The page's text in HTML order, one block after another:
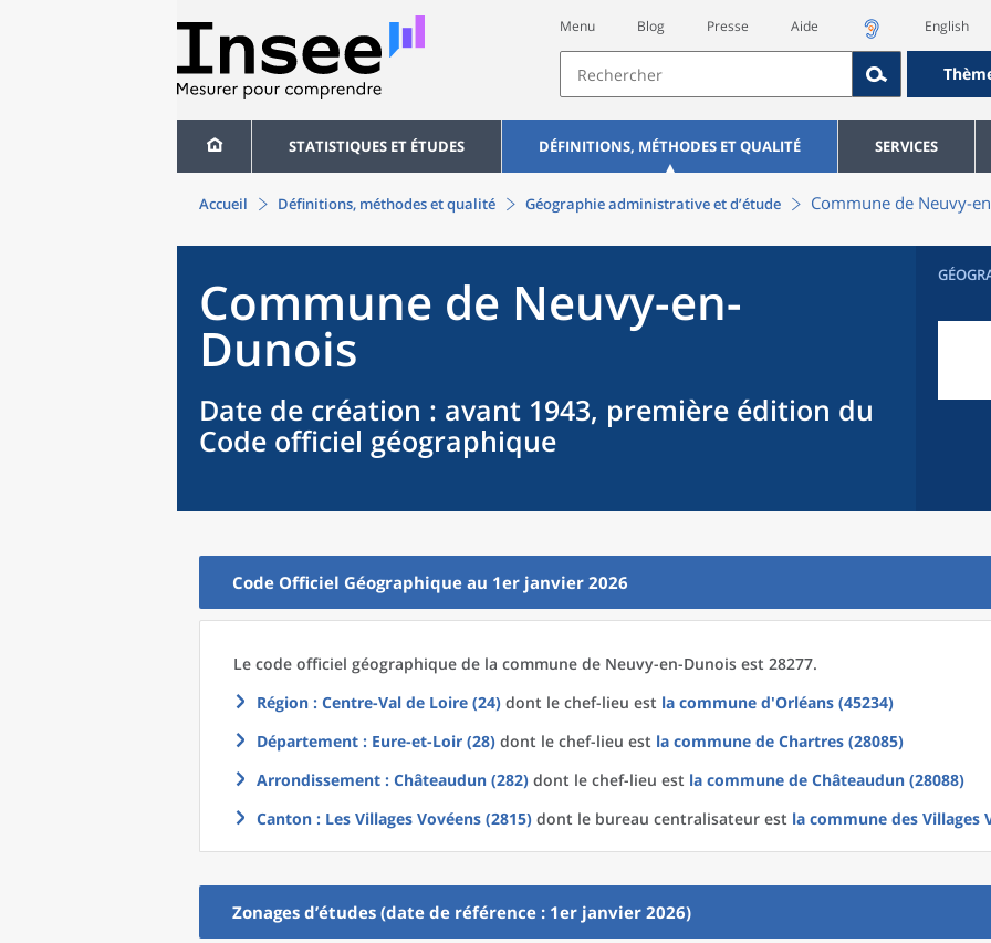
Menu Blog Presse Aide English
STATISTIQUES ET ÉTUDES DÉFINITIONS, MÉTHODES ET QUALITÉ SERVICES
Accueil Définitions, méthodes et qualité Géographie administrative et d’étude Commune de Neuvy-
Commune de Neuvy-en-
Dunois
Date de création : avant 1943, première édition du
Code officiel géographique
Code Officiel Géographique au 1er janvier 2026
Le code officiel géographique de la commune de Neuvy-en-Dunois est 28277.
Région : Centre-Val de Loire (24) dont le chef-lieu est la commune d'Orléans (45234)
Département : Eure-et-Loir (28) dont le chef-lieu est la commune de Chartres (28085)
Arrondissement : Châteaudun (282) dont le chef-lieu est la commune de Châteaudun (28088)
Canton : Les Villages Vovéens (2815) dont le bureau centralisateur est la commune des Villages
Zonages d’études (date de référence : 1er janvier 2026)